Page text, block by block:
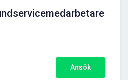
Ansök